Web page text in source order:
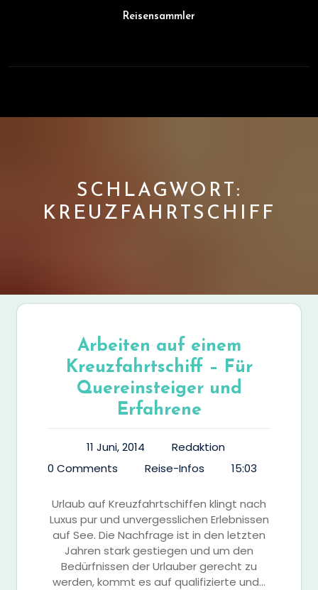
Reisensammler
Button
SCHLAGWORT:
KREUZFAHRTSCHIFF
Arbeiten auf einem
Kreuzfahrtschiff – Für
Quereinsteiger und
Erfahrene
11 Juni, 2014
Redaktion
0 Comments
Reise-Infos 15:03
Urlaub auf Kreuzfahrtschiffen klingt nach
Luxus pur und unvergesslichen Erlebnissen
auf See. Die Nachfrage ist in den letzten
Jahren stark gestiegen und um den
Bedürfnissen der Urlauber gerecht zu
werden, kommt es auf qualifizierte und…